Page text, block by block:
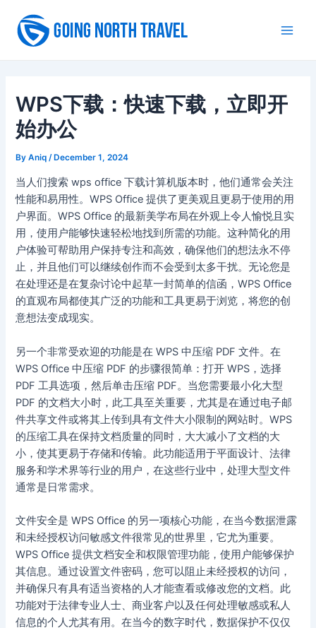
content
WPS下载：快速下载，立即开
始办公
ByAniq/ December 1, 2024
当人们搜索 wps office 下载计算机版本时，他们通常会关注
性能和易用性。WPS Office 提供了更美观且更易于使用的用
户界面。WPS Office 的最新美学布局在外观上令人愉悦且实
用，使用户能够快速轻松地找到所需的功能。这种简化的用
户体验可帮助用户保持专注和高效，确保他们的想法永不停
止，并且他们可以继续创作而不会受到太多干扰。无论您是
在处理还是在复杂讨论中起草一封简单的信函，WPS Office
的直观布局都使其广泛的功能和工具更易于浏览，将您的创
意想法变成现实。
另一个非常受欢迎的功能是在 WPS 中压缩 PDF 文件。在
WPS Office 中压缩 PDF 的步骤很简单：打开 WPS，选择
PDF 工具选项，然后单击压缩 PDF。当您需要最小化大型
PDF 的文档大小时，此工具至关重要，尤其是在通过电子邮
件共享文件或将其上传到具有文件大小限制的网站时。WPS
的压缩工具在保持文档质量的同时，大大减小了文档的大
小，使其更易于存储和传输。此功能适用于平面设计、法律
服务和学术界等行业的用户，在这些行业中，处理大型文件
通常是日常需求。
文件安全是 WPS Office 的另一项核心功能，在当今数据泄露
和未经授权访问敏感文件很常见的世界里，它尤为重要。
WPS Office 提供文档安全和权限管理功能，使用户能够保护
其信息。通过设置文件密码，您可以阻止未经授权的访问，
并确保只有具有适当资格的人才能查看或修改您的文档。此
功能对于法律专业人士、商业客户以及任何处理敏感或私人
信息的个人尤其有用。在当今的数字时代，数据保护不仅仅